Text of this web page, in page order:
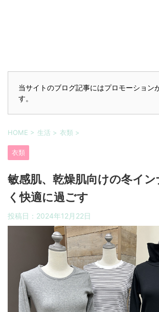
当サイトのブログ記事にはプロモーション
す。
HOME > 生活 > 衣類 >
衣類
敏感肌、乾燥肌向けの冬イ
く快適に過ごす
投稿日： 2024年12月22日